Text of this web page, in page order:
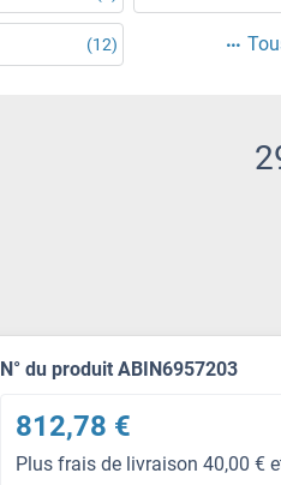
(12)
N° du produit ABIN6957203
812,78 €
Plus frais de livraison 40,00 €